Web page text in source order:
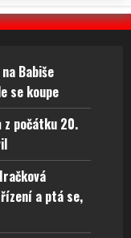
Babiše
se koupe
počátku 20.
a ptá se,